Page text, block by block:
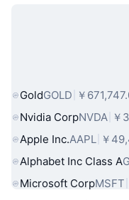
人気のリアル
GoldGOLD ￥
Nvidia CorpNVDA ￥
Apple Inc.AAPL ￥
Alphabet Inc Class A
Microsoft CorpMSFT